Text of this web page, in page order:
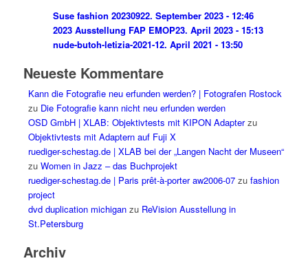
Suse fashion 20230922. September 2023 - 12:46
2023 Ausstellung FAP EMOP23. April 2023 - 15:13
nude-butoh-letizia-2021-12. April 2021 - 13:50
Neueste Kommentare
Kann die Fotografie neu erfunden werden? | Fotografen Rostock
zu Die Fotografie kann nicht neu erfunden werden
OSD GmbH | XLAB: Objektivtests mit KIPON Adapterzu
Objektivtests mit Adaptern auf Fuji X
ruediger-schestag.de | XLAB bei der „Langen Nacht der Museen“
zu Women in Jazz – das Buchprojekt
ruediger-schestag.de | Paris prêt-à-porter aw2006-07zu fashion
project
dvd duplication michiganzu ReVision Ausstellung in
St.Petersburg
Archiv